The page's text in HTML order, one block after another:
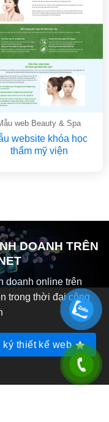
web Beauty & Spa
website khóa học
thẩm mỹ viện
DOANH TRÊN
doanh online trên
trong thời đại công
thiết kế web